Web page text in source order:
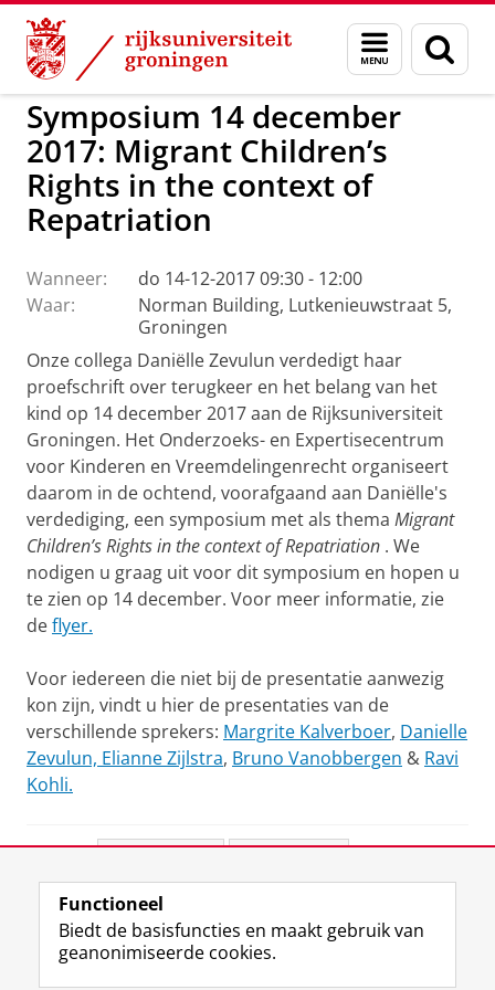
Skip
Content
Skip
Navigation
Menu
en
zoeken
Onderzoeks- en Expertisecentrum voor
Symposium 14 december
2017: Migrant Children’s
Rights in the context of
Repatriation
Wanneer:
do 14-12-2017 09:30 - 12:00
Waar:
Norman Building, Lutkenieuwstraat 5,
Groningen
Onze collega Daniëlle Zevulun verdedigt haar
proefschrift over terugkeer en het belang van het
kind op 14 december 2017 aan de Rijksuniversiteit
Groningen. Het Onderzoeks- en Expertisecentrum
voor Kinderen en Vreemdelingenrecht organiseert
daarom in de ochtend, voorafgaand aan Daniëlle's
verdediging, een symposium met als thema Migrant
Children’s Rights in the context of Repatriation . We
nodigen u graag uit voor dit symposium en hopen u
te zien op 14 december. Voor meer informatie, zie
deflyer.
Voor iedereen die niet bij de presentatie aanwezig
kon zijn, vindt u hier de presentaties van de
verschillende sprekers: Margrite Kalverboer, Danielle
Zevulun, Elianne Zijlstra, Bruno Vanobbergen & Ravi
Kohli.
View this page in:English
Functioneel
Biedt de basisfuncties en maakt gebruik van
geanonimiseerde cookies.